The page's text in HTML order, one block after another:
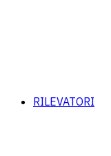
RILEVATORI